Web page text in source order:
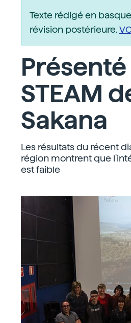
Texte rédigé en
révision postérieure.
STEAM
Sakana
Les résultats du récent
région montrent que
est faible